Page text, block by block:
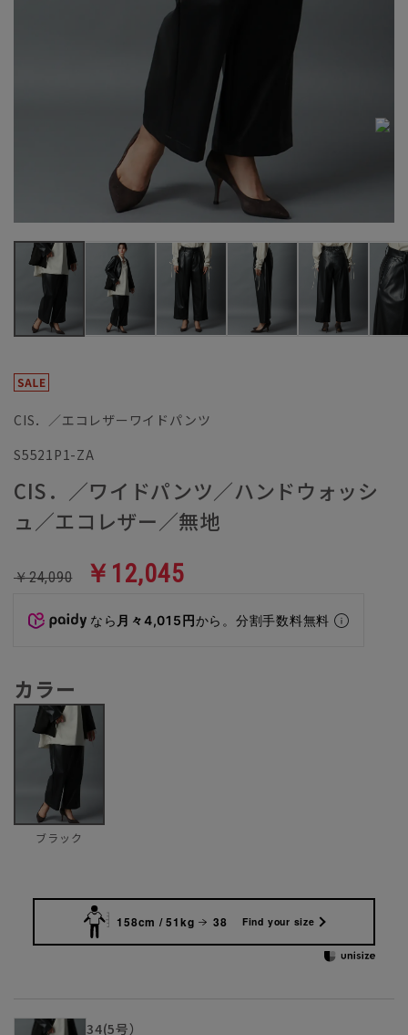
CIS．／エコレザーワイドパンツ
S5521P1-ZA
CIS．／ワイドパンツ／ハンドウォッシ
ュ／エコレザー／無地
￥24,090 ￥12,045
なら 月々4,015円から。分割手数料無料
カラー
ブラック
158cm / 51kg 38 Find your size
34(5号）